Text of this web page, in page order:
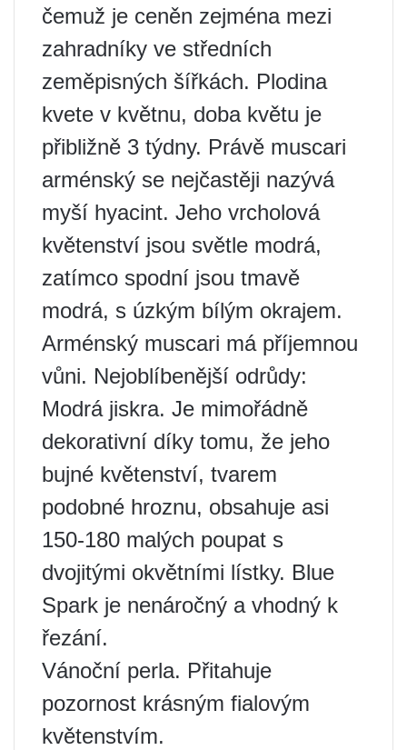
čemuž je ceněn zejména mezi
zahradníky ve středních
zeměpisných šířkách. Plodina
kvete v květnu, doba květu je
přibližně 3 týdny. Právě muscari
arménský se nejčastěji nazývá
myší hyacint. Jeho vrcholová
květenství jsou světle modrá,
zatímco spodní jsou tmavě
modrá, s úzkým bílým okrajem.
Arménský muscari má příjemnou
vůni. Nejoblíbenější odrůdy:
Modrá jiskra. Je mimořádně
dekorativní díky tomu, že jeho
bujné květenství, tvarem
podobné hroznu, obsahuje asi
150-180 malých poupat s
dvojitými okvětními lístky. Blue
Spark je nenáročný a vhodný k
řezání.
Vánoční perla. Přitahuje
pozornost krásným fialovým
květenstvím.